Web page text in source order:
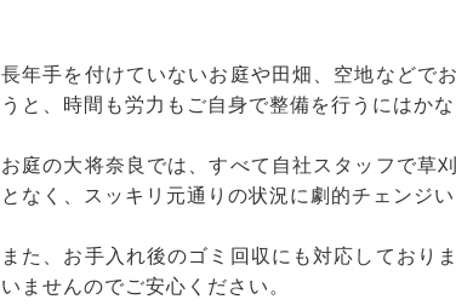
長年手を付けていないお庭や田畑、空地などで
うと、時間も労力もご自身で整備を行うにはか
お庭の大将奈良では、すべて自社スタッフで草
となく、スッキリ元通りの状況に劇的チェンジい
また、お手入れ後のゴミ回収にも対応しており
いませんのでご安心ください。